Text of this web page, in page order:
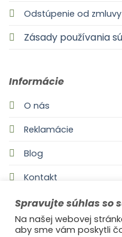
Odstúpenie od zmluvy
Zásady používania
Informácie
O nás
Reklamácie
Blog
Kontakt
Spravujte súhlas so
Na našej webovej
aby sme vám poskytli